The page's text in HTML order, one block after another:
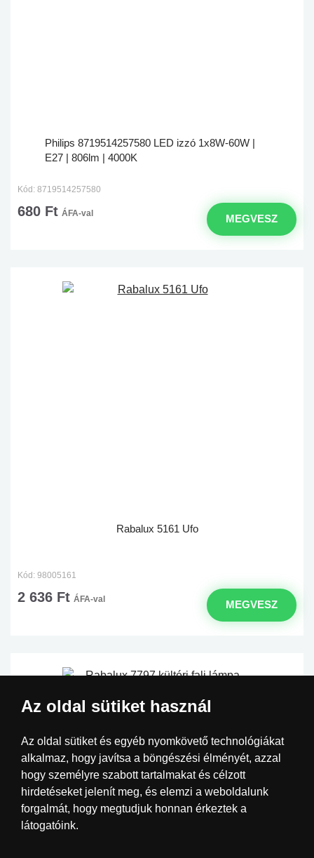
Philips 8719514257580 LED izzó 1x8W-60W |
E27 | 806lm | 4000K
Kód: 8719514257580
680 Ft ÁFA-val MEGVESZ
Rabalux 5161 Ufo
Kód: 98005161
2 636 Ft ÁFA-val MEGVESZ
Az oldal sütiket használ
Az oldal sütiket és egyéb nyomkövető technológiákat
alkalmaz, hogy javítsa a böngészési élményét, azzal
hogy személyre szabott tartalmakat és célzott
hirdetéseket jelenít meg, és elemzi a weboldalunk
forgalmát, hogy megtudjuk honnan érkeztek a
látogatóink.